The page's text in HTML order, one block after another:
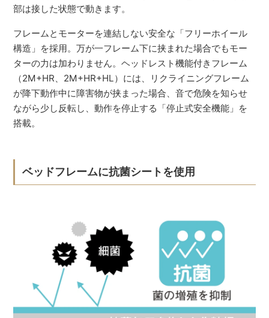
部は接した状態で動きます。
フレームとモーターを連結しない安全な「フリーホイール
構造」を採用。万が一フレーム下に挟まれた場合でもモー
ターの力は加わりません。ヘッドレスト機能付きフレーム
（2M+HR、2M+HR+HL）には、リクライニングフレーム
が降下動作中に障害物が挟まった場合、音で危険を知らせ
ながら少し反転し、動作を停止する「停止式安全機能」を
搭載。
ベッドフレームに抗菌シートを使用